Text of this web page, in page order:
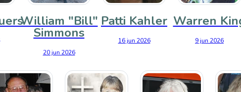
William "Bill"
Simmons
20 jun 2026
Patti Kahler
16 jun 2026
Warren
9 jun 2026